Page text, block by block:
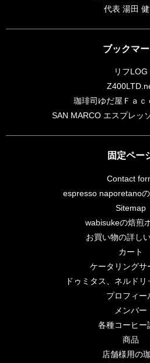
代表 湯田 健
ブックマ
リフLOG
珈琲司ゆだ屋Ｆａｃ
SAN MARCO エスプレ
固定ペー
Contact
espresso naporetano
Sitemap
wabisukeの焙煎
お買い物の詳し
カート
ケータリングサ
ドゥミタス、ネルド
プロフィー
メンバー
各種コーヒー
商品
店舗様用の